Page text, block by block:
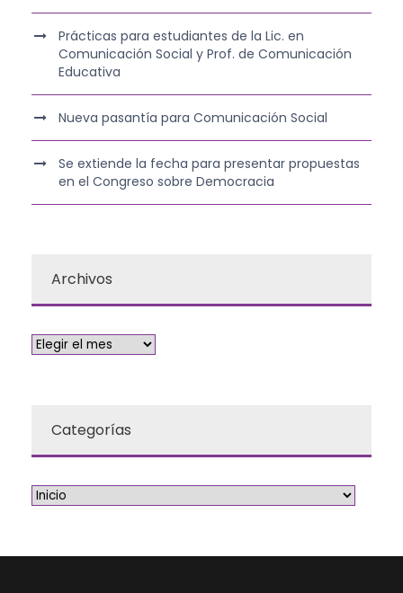
Prácticas para estudiantes de la Lic. en
Comunicación Social y Prof. de Comunicación
Educativa
Nueva pasantía para Comunicación Social
Se extiende la fecha para presentar propuestas
en el Congreso sobre Democracia
Archivos
Categorías